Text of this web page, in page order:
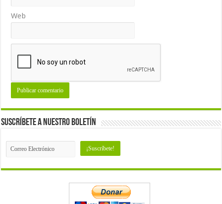
Web
Suscríbete a nuestro Boletín